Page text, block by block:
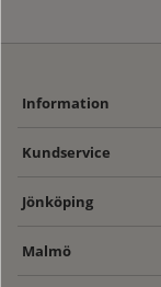
Information
Kundservice
Jönköping
Malmö